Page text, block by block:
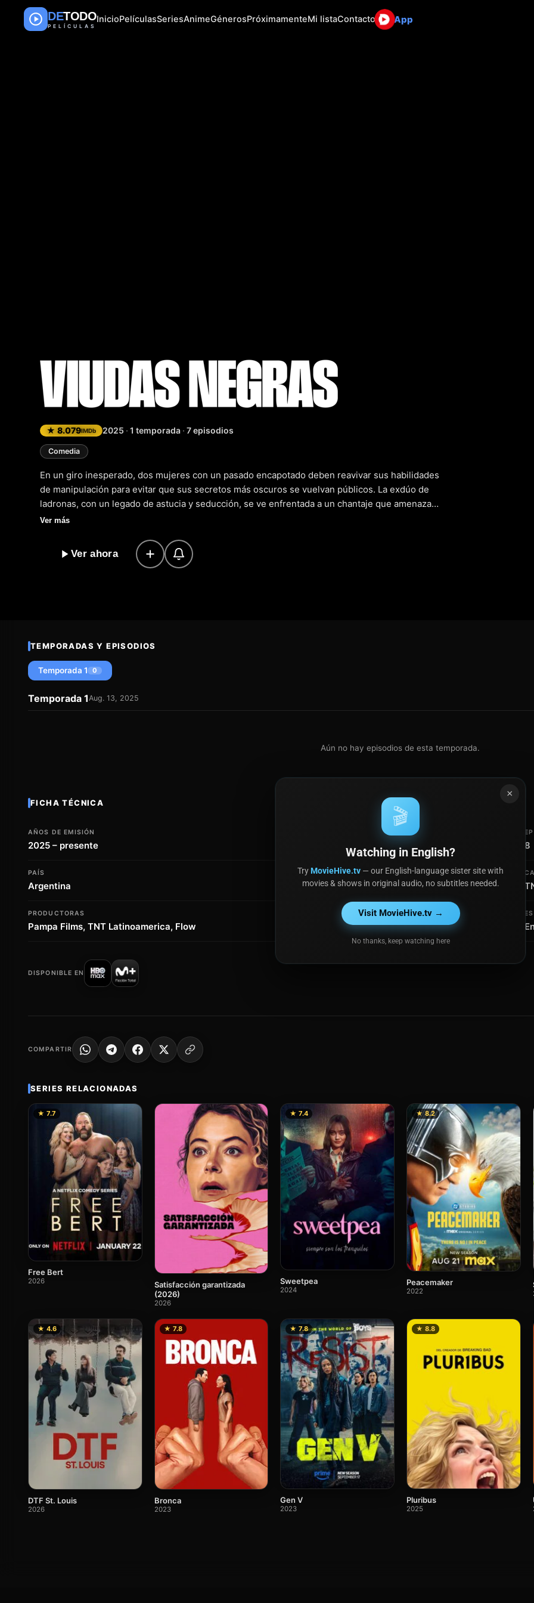
DETODO
PELÍCULAS
InicioPelículasSeriesAnimeGénerosPróximamenteMi listaContacto App
Viudas negras:
★ 8.079IMDb 2025 · 1 temporada · 7 episodios
Comedia
En un giro inesperado, dos mujeres con un pasado encapotado deben reavivar sus habilidades
de manipulación para evitar que sus secretos más oscuros se vuelvan públicos. La exdúo de
ladronas, con un legado de astucia y seducción, se ve enfrentada a un chantaje que amenaza
con destruir su imagen perfecta. Su único recurso es sacar a relucir los viejos trucos y engaños
para evitar que sus trapos sucios se vuelvan públicos? La lucha por la supervivencia y la
reputación de estas dos mujeres se vuelve apasionante en esta historia de intriga y suspense,
Ver más
Ver ahora
TEMPORADAS Y EPISODIOS
Temporada 1 0
Temporada 1Aug. 13, 2025
Aún no hay episodios de esta temporada.
FICHA TÉCNICA
AÑOS DE EMISIÓN
2025 – presente 8
PAÍS
Argentina
IDIOMA ORIGINAL
Español
PRODUCTORAS
Pampa Films, TNT Latinoamerica, Flow
DISPONIBLE EN
COMPARTIR
SERIES RELACIONADAS
★ 7.7
Free Bert
2026
Satisfacción garantizada
(2026)
2026
★ 7.4
Sweetpea
2024
★ 8.2
Peacemaker
2022
★ 4.6
DTF St. Louis
2026
★ 7.8
Bronca
2023
★ 7.8
Gen V
2023
★ 8.8
Pluribus
2025
×
🎬
Watching in English?
TryMovieHive.tv — our English-language sister site with
movies & shows in original audio, no subtitles needed.
Visit MovieHive.tv →
No thanks, keep watching here